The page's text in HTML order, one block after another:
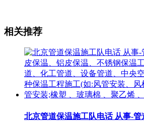
相关推荐
北京管道保温施工队电话 从事-